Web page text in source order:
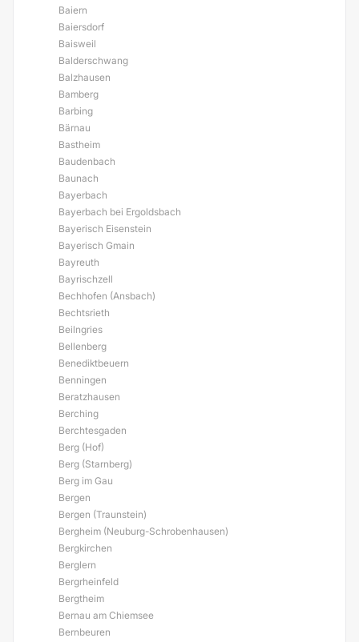
Baiern
Baiersdorf
Baisweil
Balderschwang
Balzhausen
Bamberg
Barbing
Bärnau
Bastheim
Baudenbach
Baunach
Bayerbach
Bayerbach bei Ergoldsbach
Bayerisch Eisenstein
Bayerisch Gmain
Bayreuth
Bayrischzell
Bechhofen (Ansbach)
Bechtsrieth
Beilngries
Bellenberg
Benediktbeuern
Benningen
Beratzhausen
Berching
Berchtesgaden
Berg (Hof)
Berg (Starnberg)
Berg im Gau
Bergen
Bergen (Traunstein)
Bergheim (Neuburg-Schrobenhausen)
Bergkirchen
Berglern
Bergrheinfeld
Bergtheim
Bernau am Chiemsee
Bernbeuren